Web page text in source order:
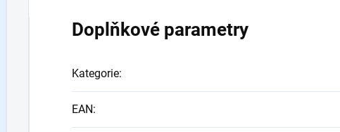
Doplňkové parametry
Kategorie:
EAN: